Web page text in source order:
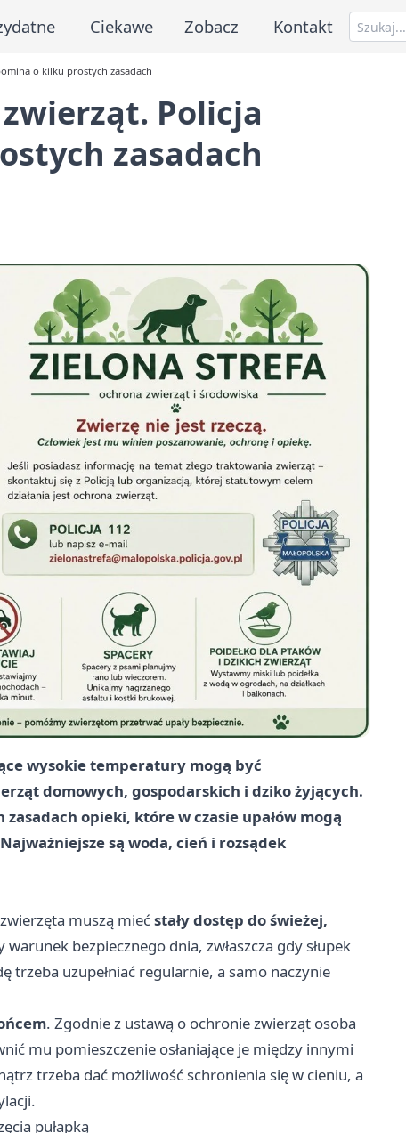
Ciekawe Zobacz Kontakt
o kilku prostych zasadach
Policja
zasadach
wysokie temperatury mogą być
domowych, gospodarskich i dziko żyjących.
opieki, które w czasie upałów mogą
są woda, cień i rozsądek
muszą miećstały dostęp do świeżej,
bezpiecznego dnia, zwłaszcza gdy słupek
trzeba uzupełniać regularnie, a samo naczynie
. Zgodnie z ustawą o ochronie zwierząt osoba
mu pomieszczenie osłaniające je między innymi
trzeba dać możliwość schronienia się w cieniu, a
pułapką